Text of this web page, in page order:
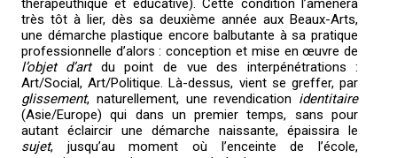
thérapeuthique et éducative). Cette condition l’amènera
très tôt à lier, dès sa deuxième année aux Beaux-Arts,
une démarche plastique encore balbutante à sa pratique
professionnelle d’alors : conception et mise en œuvre de
l’objet d’artdu point de vue des interpénétrations :
Art/Social, Art/Politique. Là-dessus, vient se greffer, par
glissement, naturellement, une revendication identitaire
(Asie/Europe) qui dans un premier temps, sans pour
autant éclaircir une démarche naissante, épaissira le
sujet, jusqu’au moment où l’enceinte de l’école,